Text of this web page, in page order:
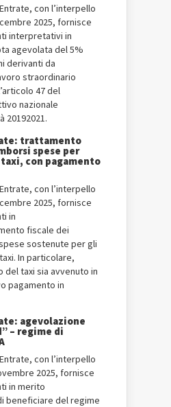
con l’interpello
2025, fornisce
interpretativi in
agevolata del 5%
derivanti da
straordinario
47 del
nazionale
2019­2021.
trattamento
spese per
con pagamento
con l’interpello
2025, fornisce
in
fiscale dei
sostenute per gli
In particolare,
del taxi sia avvenuto in
pagamento in
agevolazione
– regime di
con l’interpello
2025, fornisce
in merito
beneficiare del regime